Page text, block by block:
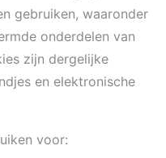
gebruiken, waaronder
onderdelen van
zijn dergelijke
en elektronische
voor: